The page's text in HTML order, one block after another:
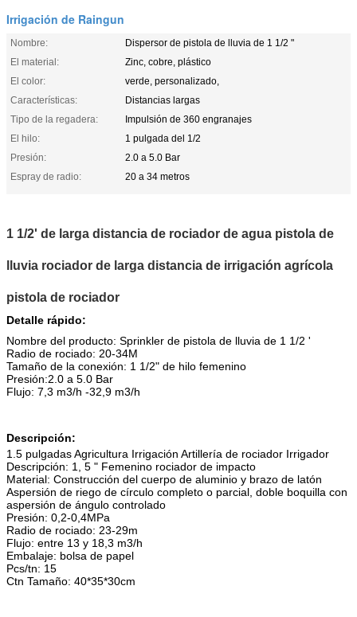
Irrigación de Raingun
Nombre:
Dispersor de pistola de lluvia de 1 1/2 "
El material:
Zinc, cobre, plástico
El color:
verde, personalizado,
Características:
Distancias largas
Tipo de la regadera:
Impulsión de 360 engranajes
El hilo:
1 pulgada del 1/2
Presión:
2.0 a 5.0 Bar
Espray de radio:
20 a 34 metros
1 1/2' de larga distancia de rociador de agua pistola de
lluvia rociador de larga distancia de irrigación agrícola
pistola de rociador
Detalle rápido:
Nombre del producto: Sprinkler de pistola de lluvia de 1 1/2 '
Radio de rociado: 20-34M
Tamaño de la conexión: 1 1/2" de hilo femenino
Presión:2.0 a 5.0 Bar
Flujo: 7,3 m3/h -32,9 m3/h
Descripción:
1.5 pulgadas Agricultura Irrigación Artillería de rociador Irrigador
Descripción: 1, 5 " Femenino rociador de impacto
Material: Construcción del cuerpo de aluminio y brazo de latón
Aspersión de riego de círculo completo o parcial, doble boquilla con
aspersión de ángulo controlado
Presión: 0,2-0,4MPa
Radio de rociado: 23-29m
Flujo: entre 13 y 18,3 m3/h
Embalaje: bolsa de papel
Pcs/tn: 15
Ctn Tamaño: 40*35*30cm